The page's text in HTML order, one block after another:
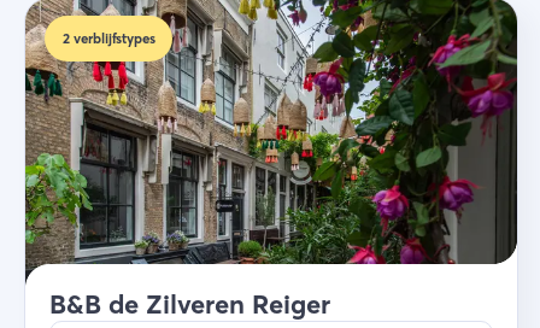
2 verblijfstypes
B&B de Zilveren Reiger